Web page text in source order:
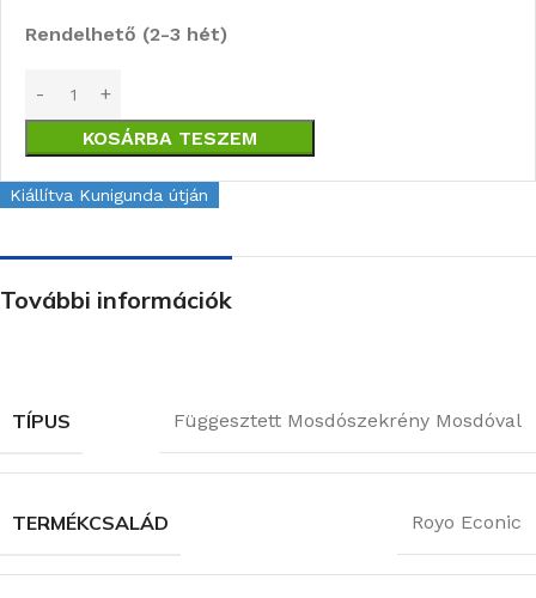
Rendelhető (2-3 hét)
KOSÁRBA TESZEM
Kiállítva Kunigunda útján
További információk
TÍPUS Függesztett Mosdószekrény Mosdóval
TERMÉKCSALÁD Royo Econic